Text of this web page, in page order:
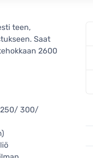
teen,
Saat
2600
250/ 300/